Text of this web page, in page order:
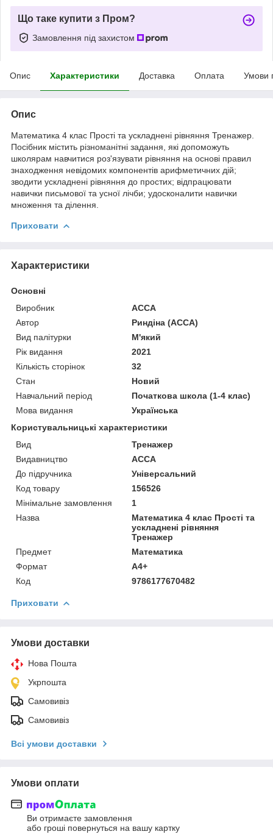
Що таке купити з Пром?
Замовлення під захистом
Опис Характеристики Доставка Оплата Умови
Опис
Математика 4 клас Прості та ускладнені рівняння Тренажер.
Посібник містить різноманітні задання, які допоможуть
школярам навчитися роз'язувати рівняння на основі правил
знаходження невідомих компонентів арифметичних дій;
зводити ускладнені рівняння до простих; відпрацювати
навички письмової та усної лічби; удосконалити навички
множення та ділення.
Приховати
Характеристики
Основні
Виробник
АССА
Автор
Риндіна (АССА)
Вид палітурки
М'який
Рік видання
2021
Кількість сторінок
32
Стан
Новий
Навчальний період
Початкова школа (1-4 клас)
Мова видання
Українська
Користувальницькі характеристики
Вид
Тренажер
Видавництво
АССА
До підручника
Універсальний
Код товару
156526
Мінімальне замовлення
1
Назва
Математика 4 клас Прості та
ускладнені рівняння
Тренажер
Предмет
Математика
Формат
А4+
Код
9786177670482
Приховати
Умови доставки
Нова Пошта
Укрпошта
Самовивіз
Самовивіз
Всі умови доставки
Умови оплати
Ви отримаєте замовлення
або гроші повернуться на вашу картку